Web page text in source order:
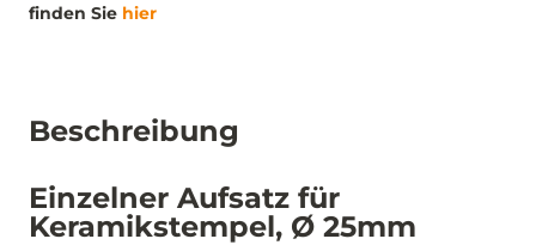
Beschreibung
Einzelner Aufsatz für
Keramikstempel, Ø 25mm
finden Sie hier